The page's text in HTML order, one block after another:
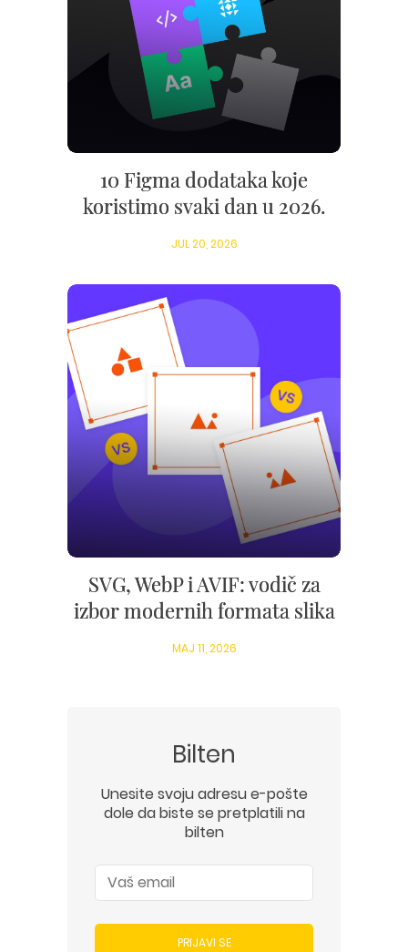
10 Figma dodataka koje
koristimo svaki dan u 2026.
JUL 20, 2026
SVG, WebP i AVIF: vodič za
izbor modernih formata slika
MAJ 11, 2026
Bilten
Unesite svoju adresu e-pošte
dole da biste se pretplatili na
bilten
PRIJAVI SE